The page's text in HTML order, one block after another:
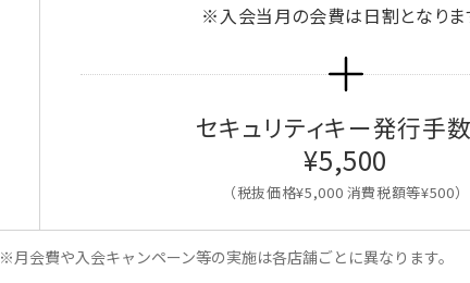
※入会当月の会費は日割となりま
セキュリティキー発行手
¥5,500
（税抜価格¥5,000 消費税額等¥500）
※月会費や入会キャンペーン等の実施は各店舗ごとに異なります。